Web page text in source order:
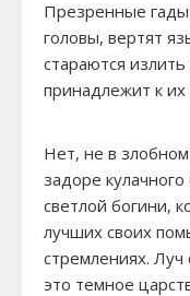
Презренные
головы, вертят
стараются
принадлежит к их
Нет, не в
задоре
светлой богини,
лучших своих
стремлениях. Луч
это темное